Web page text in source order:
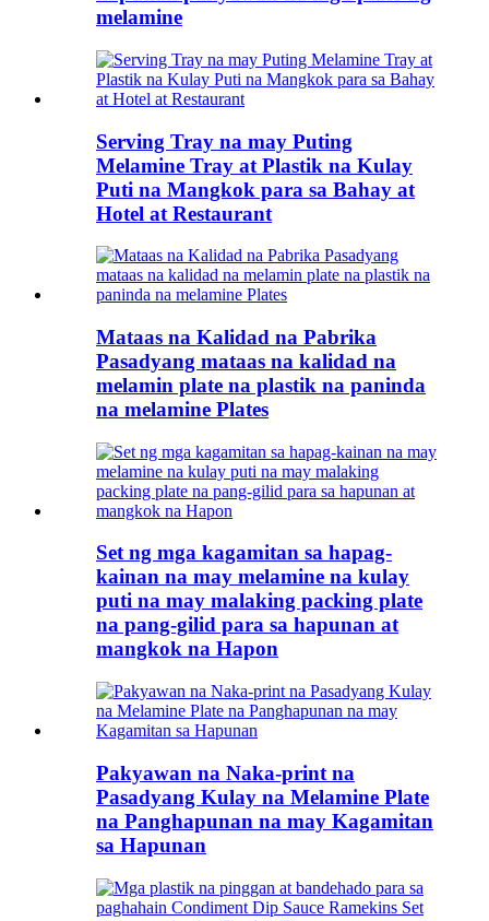
melamine
Serving Tray na may Puting
Melamine Tray at Plastik na Kulay
Puti na Mangkok para sa Bahay at
Hotel at Restaurant
Mataas na Kalidad na Pabrika
Pasadyang mataas na kalidad na
melamin plate na plastik na paninda
na melamine Plates
Set ng mga kagamitan sa hapag-
kainan na may melamine na kulay
puti na may malaking packing plate
na pang-gilid para sa hapunan at
mangkok na Hapon
Pakyawan na Naka-print na
Pasadyang Kulay na Melamine Plate
na Panghapunan na may Kagamitan
sa Hapunan